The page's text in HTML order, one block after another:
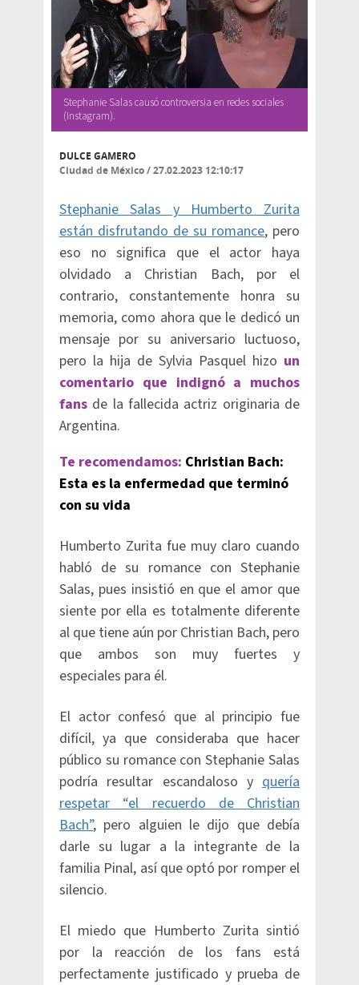
Stephanie Salas causó controversia en redes sociales
(Instagram).
DULCE GAMERO
Ciudad de México/27.02.2023 12:10:17
Stephanie Salas y Humberto Zurita
están disfrutando de su romance, pero
eso no significa que el actor haya
olvidado a Christian Bach, por el
contrario, constantemente honra su
memoria, como ahora que le dedicó un
mensaje por su aniversario luctuoso,
pero la hija de Sylvia Pasquel hizo un
comentario que indignó a muchos
fans de la fallecida actriz originaria de
Argentina.
Te recomendamos: Christian Bach:
Esta es la enfermedad que terminó
con su vida
Humberto Zurita fue muy claro cuando
habló de su romance con Stephanie
Salas, pues insistió en que el amor que
siente por ella es totalmente diferente
al que tiene aún por Christian Bach, pero
que ambos son muy fuertes y
especiales para él.
El actor confesó que al principio fue
difícil, ya que consideraba que hacer
público su romance con Stephanie Salas
podría resultar escandaloso y quería
respetar “el recuerdo de Christian
Bach”, pero alguien le dijo que debía
darle su lugar a la integrante de la
familia Pinal, así que optó por romper el
silencio.
El miedo que Humberto Zurita sintió
por la reacción de los fans está
perfectamente justificado y prueba de